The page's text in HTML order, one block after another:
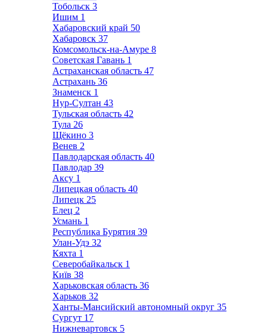
Тобольск 3
Ишим 1
Хабаровский край 50
Хабаровск 37
Комсомольск-на-Амуре 8
Советская Гавань 1
Астраханская область 47
Астрахань 36
Знаменск 1
Нур-Султан 43
Тульская область 42
Тула 26
Щёкино 3
Венев 2
Павлодарская область 40
Павлодар 39
Аксу 1
Липецкая область 40
Липецк 25
Елец 2
Усмань 1
Республика Бурятия 39
Улан-Удэ 32
Кяхта 1
Северобайкальск 1
Київ 38
Харьковская область 36
Харьков 32
Ханты-Мансийский автономный округ 35
Сургут 17
Нижневартовск 5